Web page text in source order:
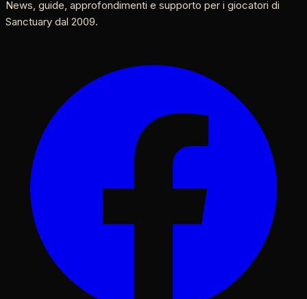
News, guide, approfondimenti e supporto per i giocatori di
Sanctuary dal 2009.